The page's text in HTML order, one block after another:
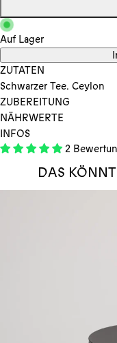
Auf Lager
ZUTATEN
Schwarzer Tee. Ceylon
ZUBEREITUNG
NÄHRWERTE
INFOS
2
DAS